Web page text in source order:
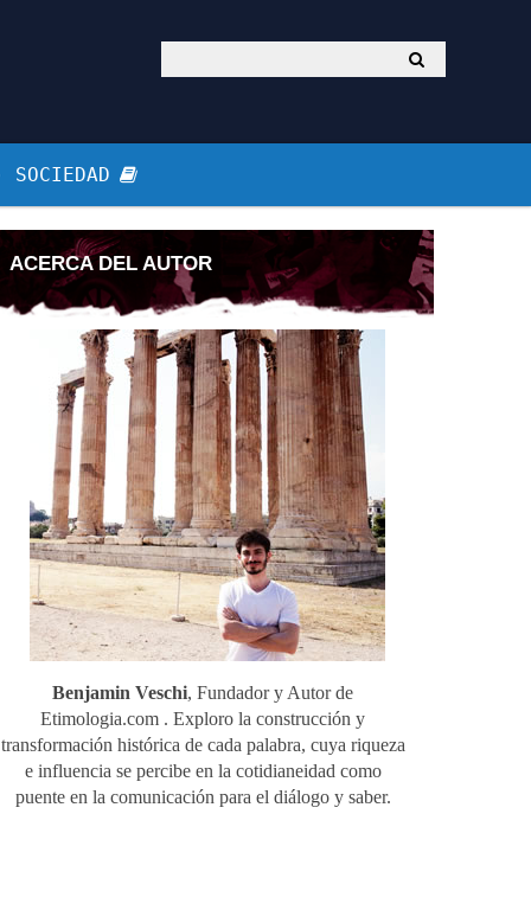
SOCIEDAD
ACERCA DEL AUTOR
Benjamin Veschi, Fundador y Autor de
Etimologia.com . Exploro la construcción y
transformación histórica de cada palabra, cuya riqueza
e influencia se percibe en la cotidianeidad como
puente en la comunicación para el diálogo y saber.